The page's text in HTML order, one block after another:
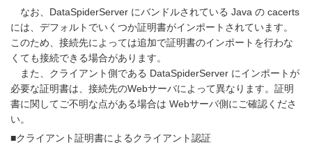
なお、DataSpiderServer にバンドルされている Java の cacerts
には、デフォルトでいくつか証明書がインポートされています。
このため、接続先によっては追加で証明書のインポートを行わな
くても接続できる場合があります。
また、クライアント側である DataSpiderServer にインポートが
必要な証明書は、接続先のWebサーバによって異なります。証明
書に関してご不明な点がある場合は Webサーバ側にご確認くださ
い。
■クライアント証明書によるクライアント認証